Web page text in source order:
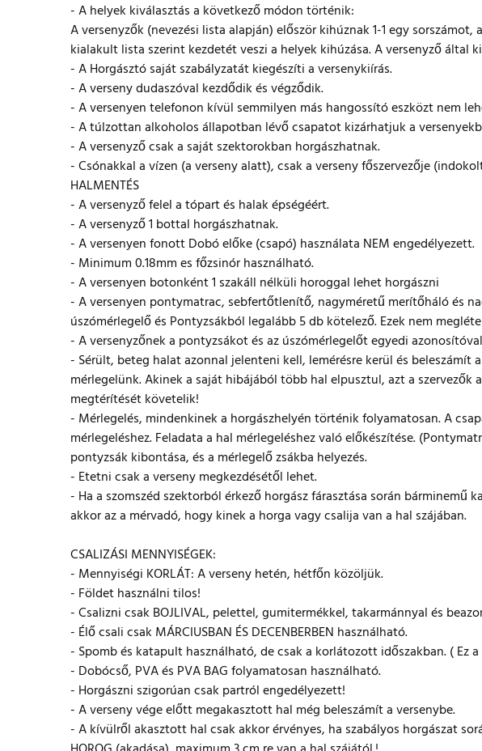
- A helyek kiválasztás a következő módon történik:
A versenyzők (nevezési lista alapján) először kihúznak 1-1 egy
kialakult lista szerint kezdetét veszi a helyek kihúzása. A versenyző által
- A Horgásztó saját szabályzatát kiegészíti a versenykiírás.
- A verseny dudaszóval kezdődik és végződik.
- A versenyen telefonon kívül semmilyen más hangossító eszközt nem
- A túlzottan alkoholos állapotban lévő csapatot kizárhatjuk a
- A versenyző csak a saját szektorokban horgászhatnak.
- Csónakkal a vízen (a verseny alatt), csak a verseny főszervezője
HALMENTÉS
- A versenyző felel a tópart és halak épségéért.
- A versenyző 1 bottal horgászhatnak.
- A versenyen fonott Dobó előke (csapó) használata NEM engedélyezett.
- Minimum 0.18mm es főzsinór használható.
- A versenyen botonként 1 szakáll nélküli horoggal lehet horgászni
- A versenyen pontymatrac, sebfertőtlenítő, nagyméretű merítőháló és
úszómérlegelő és Pontyzsákból legalább 5 db kötelező. Ezek nem
- A versenyzőnek a pontyzsákot és az úszómérlegelőt egyedi
- Sérült, beteg halat azonnal jelenteni kell, lemérésre kerül és beleszámít
mérlegelünk. Akinek a saját hibájából több hal elpusztul, azt a szervezők
megtérítését követelik!
- Mérlegelés, mindenkinek a horgászhelyén történik folyamatosan. A
mérlegeléshez. Feladata a hal mérlegeléshez való előkészítése.
pontyzsák kibontása, és a mérlegelő zsákba helyezés.
- Etetni csak a verseny megkezdésétől lehet.
- Ha a szomszéd szektorból érkező horgász fárasztása során bárminemű
akkor az a mérvadó, hogy kinek a horga vagy csalija van a hal szájában.
CSALIZÁSI MENNYISÉGEK:
- Mennyiségi KORLÁT: A verseny hetén, hétfőn közöljük.
- Földet használni tilos!
- Csalizni csak BOJLIVAL, pelettel, gumitermékkel, takarmánnyal és
- Élő csali csak MÁRCIUSBAN ÉS DECENBERBEN használható.
- Spomb és katapult használható, de csak a korlátozott időszakban. ( Ez
- Dobócső, PVA és PVA BAG folyamatosan használható.
- Horgászni szigorúan csak partról engedélyezett!
- A verseny vége előtt megakasztott hal még beleszámít a versenybe.
- A kívülről akasztott hal csak akkor érvényes, ha szabályos horgászat